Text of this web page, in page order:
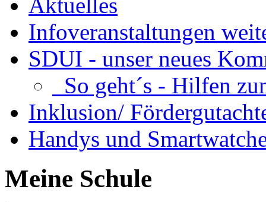
Infoveranstaltungen
SDUI - unser neues
So geht´s - Hilfen
Inklusion/
Handys und
Meine Schule